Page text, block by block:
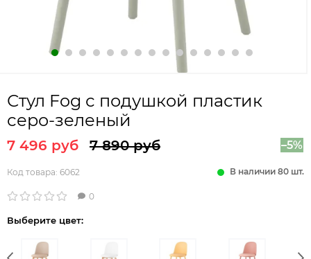
Стул Fog с подушкой пластик
серо-зеленый
7 496 руб 7 890 руб –5%
Код товара: 6062 В наличии 80 шт.
0
Выберите цвет: